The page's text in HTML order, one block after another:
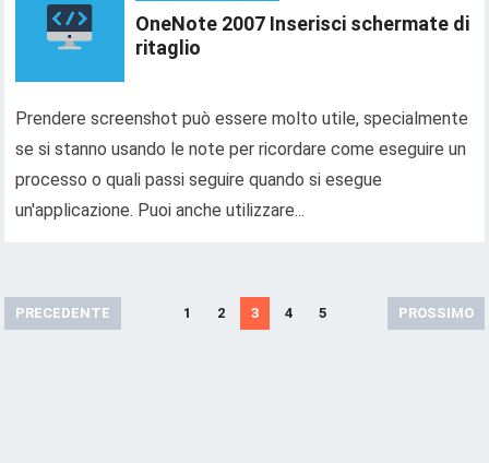
OneNote 2007 Inserisci schermate di
ritaglio
Prendere screenshot può essere molto utile, specialmente
se si stanno usando le note per ricordare come eseguire un
processo o quali passi seguire quando si esegue
un'applicazione. Puoi anche utilizzare...
MPRECEDENTE 1 2 3 4 5 PROSSIMO